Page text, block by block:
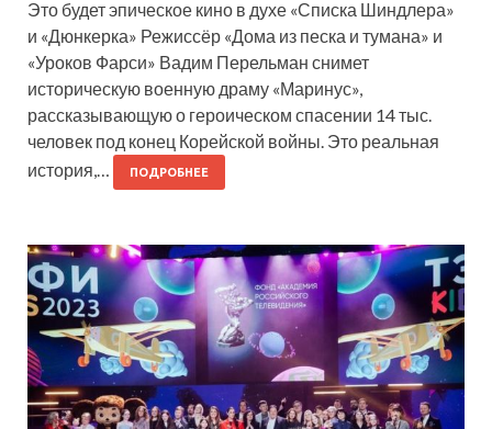
Это будет эпическое кино в духе «Списка Шиндлера»
и «Дюнкерка» Режиссёр «Дома из песка и тумана» и
«Уроков Фарси» Вадим Перельман снимет
историческую военную драму «Маринус»,
рассказывающую о героическом спасении 14 тыс.
человек под конец Корейской войны. Это реальная
история,…
ПОДРОБНЕЕ